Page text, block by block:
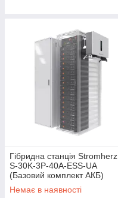
Гібридна станція Stromherz
S-30K-3P-40А-ESS-UA
(Базовий комплект АКБ)
Немає в наявності